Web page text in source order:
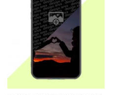
Wishlist